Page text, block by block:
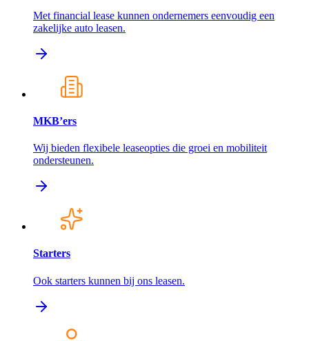
Met financial lease kunnen ondernemers eenvoudig een
zakelijke auto leasen.
MKB’ers
Wij bieden flexibele leaseopties die groei en mobiliteit
ondersteunen.
Starters
Ook starters kunnen bij ons leasen.